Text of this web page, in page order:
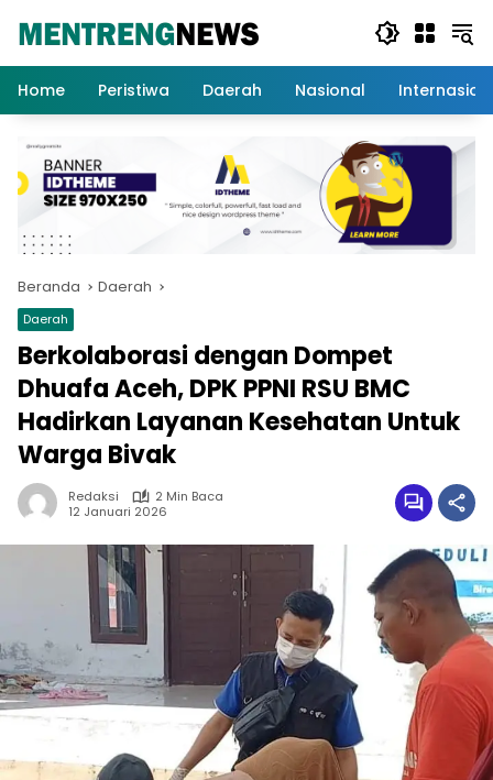
Home
Peristiwa Daerah Nasional
Beranda Daerah
Daerah
Berkolaborasi dengan Dompet
Dhuafa Aceh, DPK PPNI RSU BMC
Hadirkan Layanan Kesehatan Untuk
Warga Bivak
Redaksi
2 Min Baca
12 Januari 2026